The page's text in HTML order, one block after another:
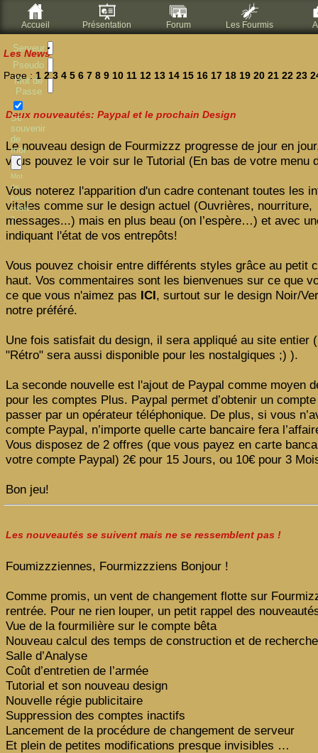
Serveur
Pseudo
Mot de
Passe
Se
souvenir
de
moi
Mot
de
passe
oublié
?
Accueil Présentation Forum Les Fourmis
Les News
Page : 1 2 3 4 5 6 7 8 9 10 11 12 13 14 15 16 17 18 19 20 21 22 23
Deux nouveautés: Paypal et le prochain Design
Le nouveau design de Fourmizzz progresse de jour en
vous pouvez le voir sur le Tutorial (En bas de votre menu
Vous noterez l'apparition d'un cadre contenant toutes les
vitales comme sur le design actuel (Ouvrières, nourriture,
messages...) mais en plus beau (on l’espère…) et avec
indiquant l'état de vos entrepôts!
Vous pouvez choisir entre différents styles grâce au petit
haut. Vos commentaires sont les bienvenues sur ce que
ce que vous n'aimez pas ICI, surtout sur le design Noir/
notre préféré.
Une fois satisfait du design, il sera appliqué au site entier
"Rétro" sera aussi disponible pour les nostalgiques ;) ).
La seconde nouvelle est l'ajout de Paypal comme moyen
pour les comptes Plus. Paypal permet d’obtenir un
passer par un opérateur téléphonique. De plus, si vous
compte Paypal, n’importe quelle carte bancaire fera
Vous disposez de 2 offres (que vous payez en carte
votre compte Paypal) 2€ pour 15 Jours, ou 10€ pour 3
Bon jeu!
Les nouveautés se suivent mais ne se ressemblent pas !
Foumizzziennes, Fourmizzziens Bonjour !
Comme promis, un vent de changement flotte sur
rentrée. Pour ne rien louper, un petit rappel des
Vue de la fourmilière sur le compte bêta
Nouveau calcul des temps de construction et de recherche
Salle d’Analyse
Coût d’entretien de l’armée
Tutorial et son nouveau design
Nouvelle régie publicitaire
Suppression des comptes inactifs
Lancement de la procédure de changement de serveur
Et plein de petites modifications presque invisibles …